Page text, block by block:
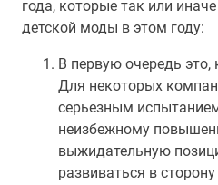
года, которые так или
детской моды в этом году:
В первую очередь
Для некоторых
серьезным
неизбежному
выжидательную
развиваться в